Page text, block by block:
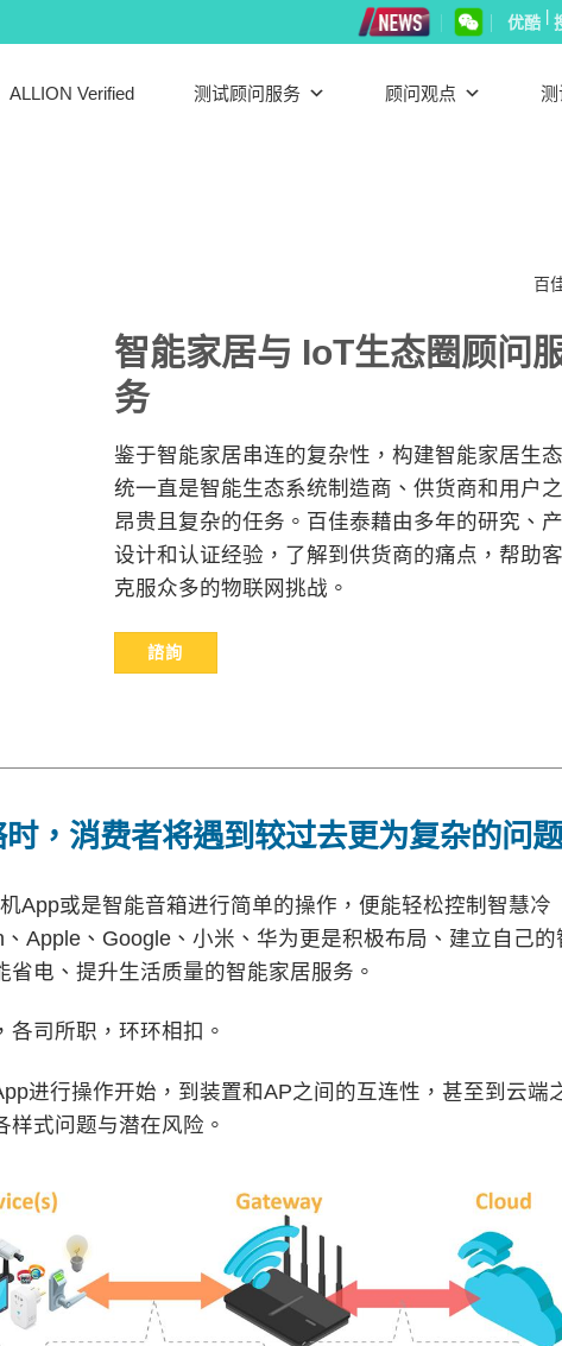
优酷|
ALLION Verified 测试顾问服务 顾问观点 测
百
智能家居与 IoT生态圈顾问
务
鉴于智能家居串连的复杂性，构建智能家居生
统一直是智能生态系统制造商、供货商和用户
昂贵且复杂的任务。百佳泰藉由多年的研究、
设计和认证经验，了解到供货商的痛点，帮助
克服众多的物联网挑战。
諮詢
，消费者将遇到较过去更为复杂的问题
App或是智能音箱进行简单的操作，便能轻松控制智慧冷
Apple、Google、小米、华为更是积极布局、建立自己的
电、提升生活质量的智能家居服务。
司所职，环环相扣。
进行操作开始，到装置和AP之间的互连性，甚至到云端
式问题与潜在风险。